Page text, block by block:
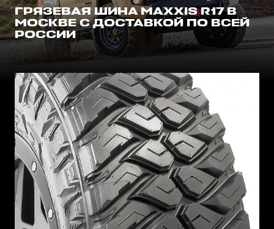
ГРЯЗЕВАЯ ШИНА MAXXIS R17 В
МОСКВЕ С ДОСТАВКОЙ ПО ВСЕЙ
РОССИИ